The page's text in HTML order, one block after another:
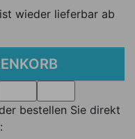
wieder lieferbar ab
bestellen Sie direkt